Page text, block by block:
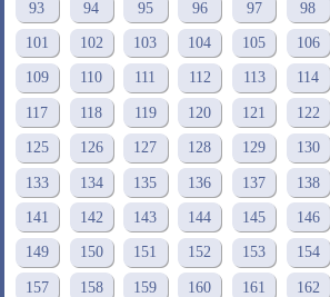
93 94 95 96 97 98
101 102 103 104 105 106
109 110 111 112 113 114
117 118 119 120 121 122
125 126 127 128 129 130
133 134 135 136 137 138
141 142 143 144 145 146
149 150 151 152 153 154
157 158 159 160 161 162